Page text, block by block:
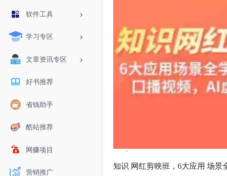
软件工具
学习专区
文章资讯专区
好书推荐
省钱助手
酷站推荐
网赚项目
营销推广
知识 网红剪映班，6大应用 场